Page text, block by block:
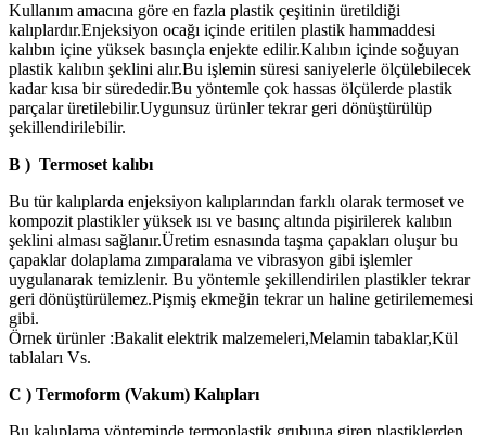
Kullanım amacına göre en fazla plastik çeşitinin üretildiği
kalıplardır.Enjeksiyon ocağı içinde eritilen plastik hammaddesi
kalıbın içine yüksek basınçla enjekte edilir.Kalıbın içinde soğuyan
plastik kalıbın şeklini alır.Bu işlemin süresi saniyelerle ölçülebilecek
kadar kısa bir sürededir.Bu yöntemle çok hassas ölçülerde plastik
parçalar üretilebilir.Uygunsuz ürünler tekrar geri dönüştürülüp
şekillendirilebilir.
B ) Termoset kalıbı
Bu tür kalıplarda enjeksiyon kalıplarından farklı olarak termoset ve
kompozit plastikler yüksek ısı ve basınç altında pişirilerek kalıbın
şeklini alması sağlanır.Üretim esnasında taşma çapakları oluşur bu
çapaklar dolaplama zımparalama ve vibrasyon gibi işlemler
uygulanarak temizlenir. Bu yöntemle şekillendirilen plastikler tekrar
geri dönüştürülemez.Pişmiş ekmeğin tekrar un haline getirilememesi
gibi.
Örnek ürünler :Bakalit elektrik malzemeleri,Melamin tabaklar,Kül
tablaları Vs.
C ) Termoform (Vakum) Kalıpları
Bu kalıplama yönteminde termoplastik grubuna giren plastiklerden